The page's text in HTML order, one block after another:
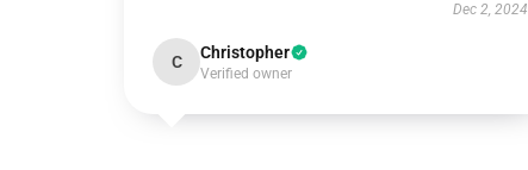
Dec 2, 2024
C Christopher
Verified owner